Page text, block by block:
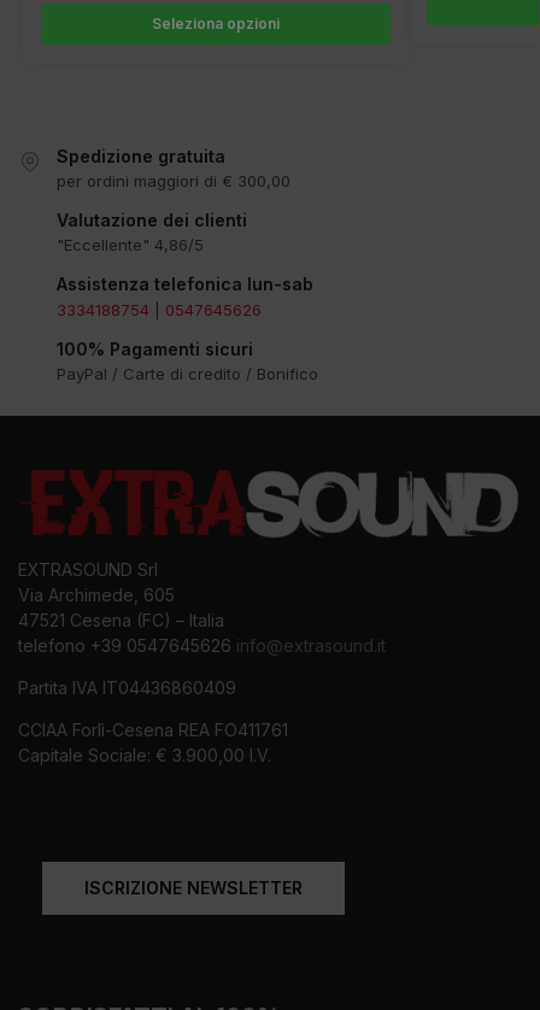
Seleziona opzioni
Spedizione gratuita
per ordini maggiori di € 300,00
Valutazione dei clienti
"Eccellente" 4,86/5
Assistenza telefonica lun-sab
3334188754 0547645626
100% Pagamenti sicuri
PayPal / Carte di credito / Bonifico
EXTRASOUND Srl
Via Archimede, 605
47521 Cesena (FC) – Italia
telefono +39 0547645626 info@extrasound.it
Partita IVA IT04436860409
CCIAA Forlì-Cesena REA FO411761
Capitale Sociale: € 3.900,00 I.V.
ISCRIZIONE NEWSLETTER